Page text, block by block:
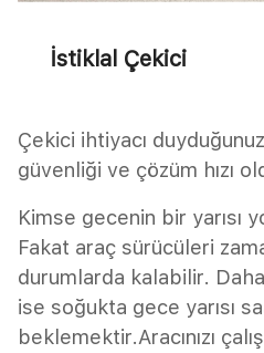
İstiklal Çekici
Çekici ihtiyacı
güvenliği ve çözüm hızı
Kimse gecenin bir yarısı
Fakat araç sürücüleri
durumlarda kalabilir.
ise soğukta gece yarısı
beklemektir.Aracınızı